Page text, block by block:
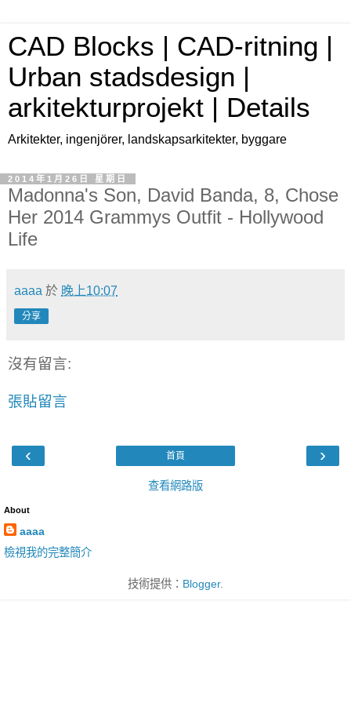
CAD Blocks | CAD-ritning |
Urban stadsdesign |
arkitekturprojekt | Details
Arkitekter, ingenjörer, landskapsarkitekter, byggare
2014年1月26日 星期日
Madonna's Son, David Banda, 8, Chose
Her 2014 Grammys Outfit - Hollywood
Life
aaaa 於 晚上10:07
分享
沒有留言:
張貼留言
‹ ›
首頁
查看網路版
About
aaaa
檢視我的完整簡介
技術提供： Blogger.